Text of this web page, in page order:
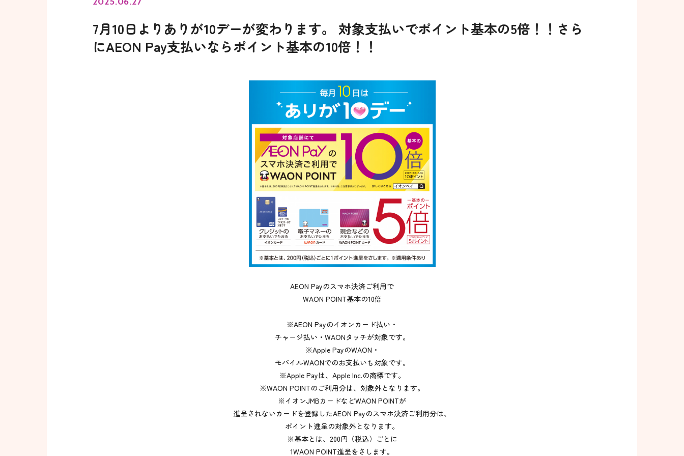
7月10日よりありが10デーが変わります。 対象支払いでポイント基本の5倍！！さら
にAEON Pay支払いならポイント基本の10倍！！
AEON Payのスマホ決済ご利用で
WAON POINT基本の10倍
※AEON Payのイオンカード払い・
チャージ払い・WAONタッチが対象です。
※Apple PayのWAON・
モバイルWAONでのお支払いも対象です。
※Apple Payは、Apple Inc.の商標です。
※WAON POINTのご利用分は、対象外となります。
※イオンJMBカードなどWAON POINTが
進呈されないカードを登録したAEON Payのスマホ決済ご利用分は、
ポイント進呈の対象外となります。
※基本とは、200円（税込）ごとに
1WAON POINT進呈をさします。